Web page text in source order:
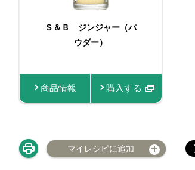
Ｓ＆Ｂ ジンジャー（パ
ウダー）
商品情報 購入する
マイレシピに追加